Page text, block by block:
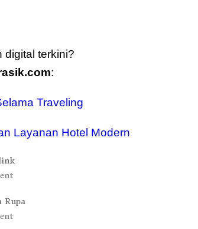
digital terkini?
:
Traveling
Layanan Hotel Modern